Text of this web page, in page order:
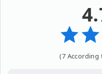
(7 According